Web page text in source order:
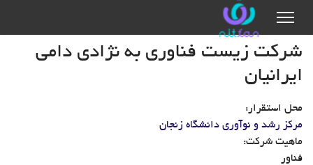
شرکت زیست فناوری به نژادی دامی
ایرانیان
محل استقرار:
مرکز رشد و نوآوری دانشگاه زنجان
ماهیت شرکت:
فناور